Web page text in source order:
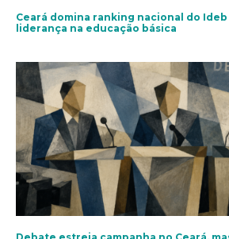
Ceará domina ranking nacional do Ideb
liderança na educação básica